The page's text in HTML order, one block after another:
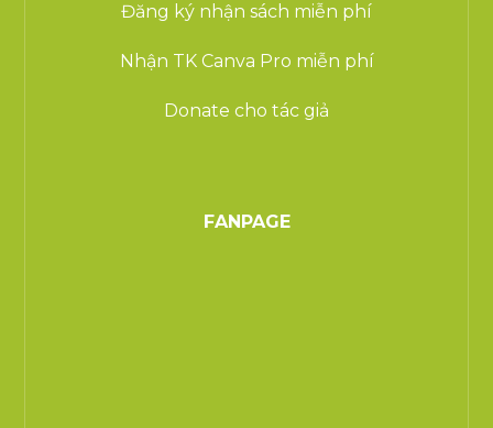
Đăng ký nhận sách miễn phí
Nhận TK Canva Pro miễn phí
Donate cho tác giả
FANPAGE